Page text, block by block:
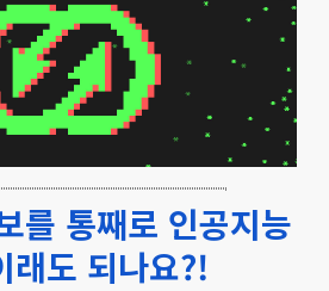
를 통째로 인공지능
래도 되나요?!